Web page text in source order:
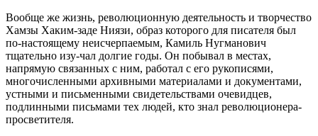
Вообще же жизнь, революционную деятельность и творчество
Хамзы Хаким-заде Ниязи, образ которого для писателя был
по-настоящему неисчерпаемым, Камиль Нугманович
тщательно изу-чал долгие годы. Он побывал в местах,
напрямую связанных с ним, работал с его рукописями,
многочисленными архивными материалами и документами,
устными и письменными свидетельствами очевидцев,
подлинными письмами тех людей, кто знал революционера-
просветителя.